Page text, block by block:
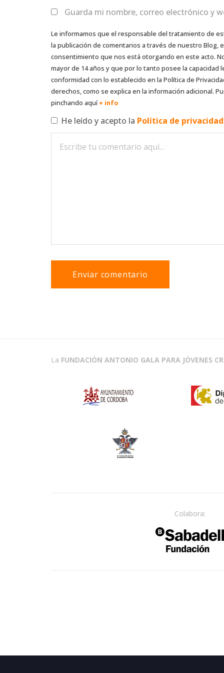
Guarda mi nombre, correo electrónico y
Le informamos que el responsable del tratamiento de
la publicación de comentarios a través de nuestro
consentimiento que nos está otorgando en este acto.
mayor de 14 años y que por lo tanto posee la
conformidad con lo establecido en la Política de
derechos, como se explica en la información adicional.
pinchando aquí+ info
He leído y acepto la Política de privacidad
La FUNDACIÓN ANTONIO GALA PARA JÓVENES
Colabora: